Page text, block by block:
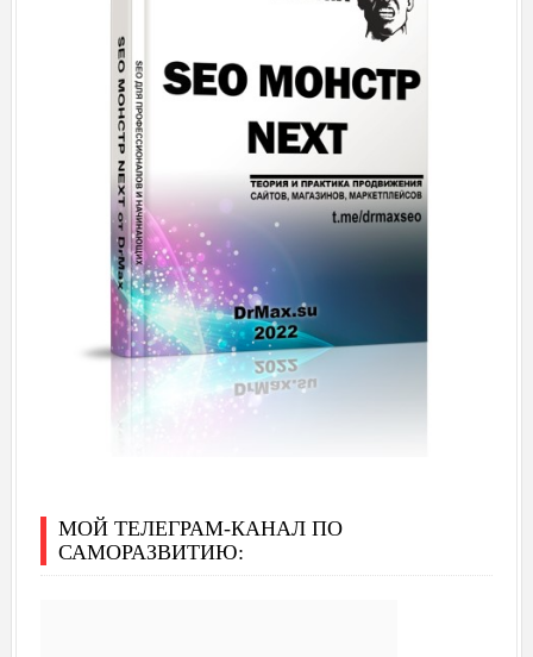
МОЙ ТЕЛЕГРАМ-КАНАЛ ПО
САМОРАЗВИТИЮ: